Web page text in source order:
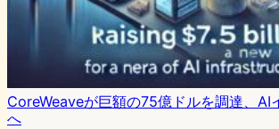
CoreWeaveが巨額の75億ドルを調達、AI
へ